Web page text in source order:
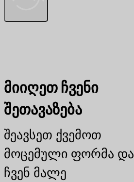
მიიღეთ ჩვენი
შეთავაზება
შეავსეთ ქვემოთ
მოცემული ფორმა და
ჩვენ მალე